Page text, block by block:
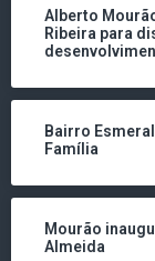
Alberto
Ribeira para
Bairro
Família
Mourão
Almeida